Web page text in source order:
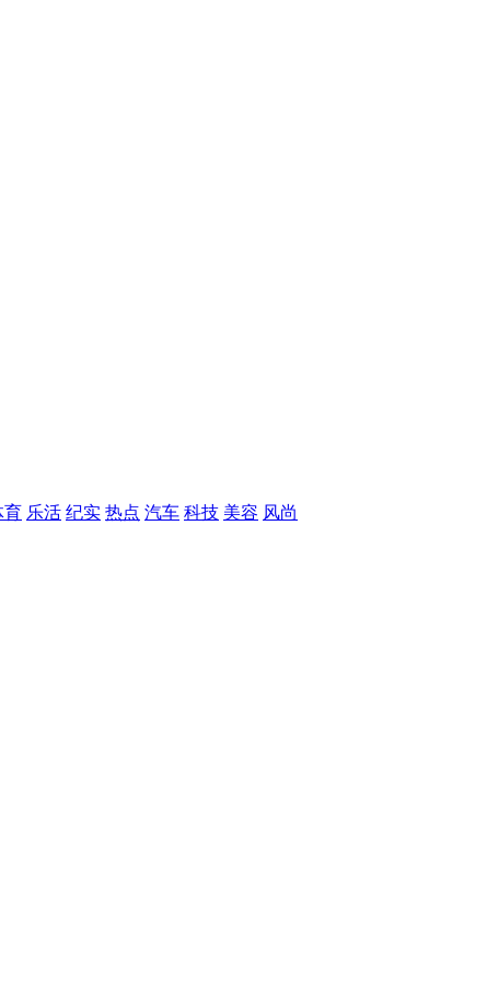
育 乐活 纪实 热点 汽车 科技 美容 风尚